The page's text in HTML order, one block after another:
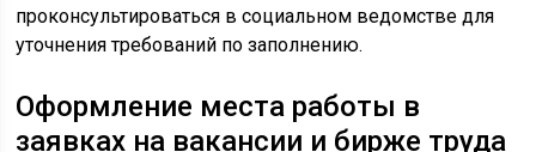
проконсультироваться в социальном ведомстве для
уточнения требований по заполнению.
Оформление места работы в
заявках на вакансии и бирже труда